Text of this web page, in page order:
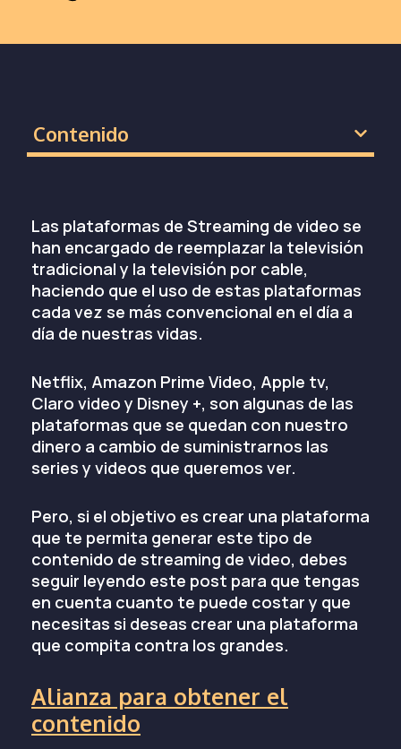
Contenido
Las plataformas de Streaming de video se
han encargado de reemplazar la televisión
tradicional y la televisión por cable,
haciendo que el uso de estas plataformas
cada vez se más convencional en el día a
día de nuestras vidas.
Netflix, Amazon Prime Video, Apple tv,
Claro video y Disney +, son algunas de las
plataformas que se quedan con nuestro
dinero a cambio de suministrarnos las
series y videos que queremos ver.
Pero, si el objetivo es crear una plataforma
que te permita generar este tipo de
contenido de streaming de video, debes
seguir leyendo este post para que tengas
en cuenta cuanto te puede costar y que
necesitas si deseas crear una plataforma
que compita contra los grandes.
Alianza para obtener el
contenido